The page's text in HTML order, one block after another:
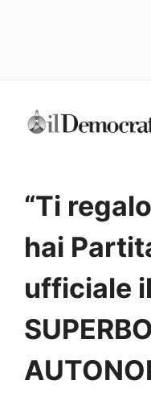
“Ti
hai
ufficiale il